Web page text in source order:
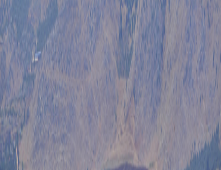
Islam Digest
Hikmah
Opini
Konsultasi Syariah
Resonansi
Sejarah
Lensa
Iqtishodia